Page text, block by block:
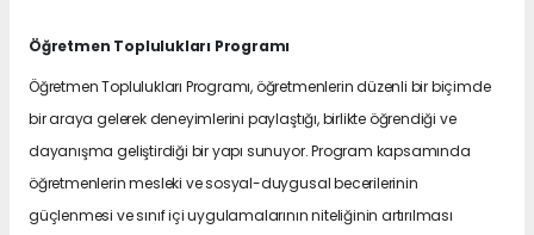
Öğretmen Toplulukları Programı
Öğretmen Toplulukları Programı, öğretmenlerin düzenli bir biçimde
bir araya gelerek deneyimlerini paylaştığı, birlikte öğrendiği ve
dayanışma geliştirdiği bir yapı sunuyor. Program kapsamında
öğretmenlerin mesleki ve sosyal-duygusal becerilerinin
güçlenmesi ve sınıf içi uygulamalarının niteliğinin artırılması